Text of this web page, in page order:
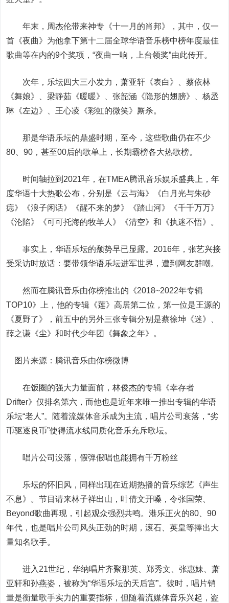
年末，周杰伦带来神专《十一月的肖邦》，其中，仅一
首《夜曲》为他拿下第十二届全球华语音乐榜中榜年度最佳
歌曲等在内的9个奖项，“夜曲一响，上台领奖”由此传开。
次年，乐坛四大三小发力，萧亚轩《表白》、蔡依林
《舞娘》、梁静茹《暖暖》、张韶涵《隐形的翅膀》、杨丞
琳《左边》、王心凌《彩虹的微笑》厮杀。
那是华语乐坛的鼎盛时期，至今，这些歌曲仍在不少
80、90，甚至00后的歌单上，长期霸榜各大热歌榜。
时间轴拉到2021年，在TMEA腾讯音乐娱乐盛典上，年
度华语十大热歌公布，分别是《云与海》《白月光与朱砂
痣》《浪子闲话》《醒不来的梦》《踏山河》《千千万万》
《沦陷》《可可托海的牧羊人》《清空》和《执迷不悟》。
事实上，华语乐坛的颓势早已显露。2016年，张艺兴接
受采访时放话：要带领华语乐坛进军世界，遭到网友群嘲。
然而在腾讯音乐由你榜推出的《2018~2022年专辑
TOP10》上，他的专辑《莲》高居第二位，第一位是王源的
《夏野了》，前五中的另外三张专辑分别是蔡徐坤《迷》、
薛之谦《尘》和时代少年团《舞象之年》。
图片来源：腾讯音乐由你榜微博
在饭圈的强大力量面前，林俊杰的专辑《幸存者
Drifter》仅排名第六，而他也是近年来唯一推出专辑的华语
乐坛“老人”。随着流媒体音乐成为主流，唱片公司衰落，“劣
币驱逐良币”使得流水线同质化音乐充斥歌坛。
唱片公司没落，假弹假唱也能拥有千万粉丝
乐坛的怀旧风，同样出现在近期热播的音乐综艺《声生
不息》。节目请来林子祥出山，叶倩文开嗓，令张国荣、
Beyond歌曲再现，引起观众强烈共鸣。港乐正火的80、90
年代，也是唱片公司风头正劲的时期，滚石、英皇等捧出大
量知名歌手。
进入21世纪，华纳唱片齐聚那英、郑秀文、张惠妹、萧
亚轩和孙燕姿，被称为“华语乐坛的天后宫”。彼时，唱片销
量是衡量歌手实力的重要指标，但随着流媒体音乐兴起，盗